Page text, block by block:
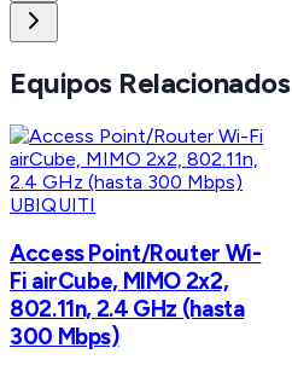
Equipos Relacionados
UBIQUITI
Access Point/Router Wi-
Fi airCube, MIMO 2x2,
802.11n, 2.4 GHz (hasta
300 Mbps)